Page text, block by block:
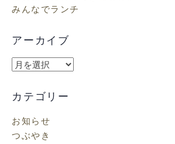
みんなでランチ
アーカイブ
ア
カ
ブ
カテゴリー
お知らせ
つぶやき